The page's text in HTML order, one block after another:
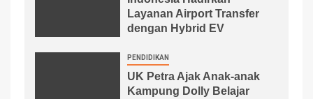
Layanan Airport Transfer
dengan Hybrid EV
PENDIDIKAN
UK Petra Ajak Anak-anak
Kampung Dolly Belajar